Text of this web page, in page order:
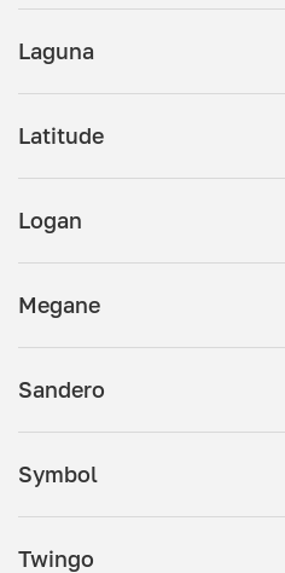
Laguna
Latitude
Logan
Megane
Sandero
Symbol
Twingo